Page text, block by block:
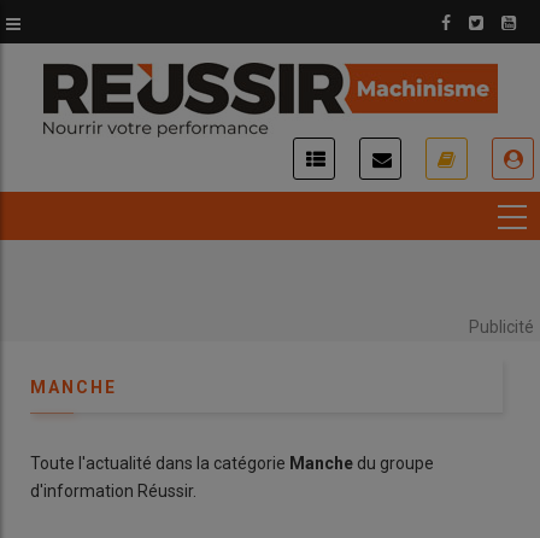
au
contenu
principal
Publicité
MANCHE
Toute l'actualité dans la catégorie Manche du groupe
d'information Réussir.